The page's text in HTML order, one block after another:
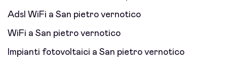
Adsl WiFi a San pietro vernotico
WiFi a San pietro vernotico
Impianti fotovoltaici a San pietro vernotico